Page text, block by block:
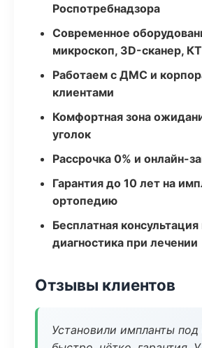
Роспотребнадзора
Современное
микроскоп, 3D-сканер, КТ
Работаем с ДМС и
клиентами
Комфортная зона
уголок
Рассрочка 0% и онлайн-
Гарантия до 10 лет на
ортопедию
Бесплатная консультация
диагностика при лечении
Отзывы клиентов
Установили импланты